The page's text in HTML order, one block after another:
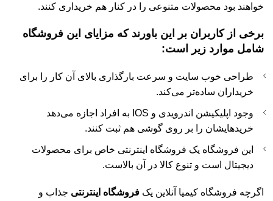
خواهند بود محصولات متنوعی را در کنار هم خریداری کنند.
برخی از کاربران بر این باورند که مزایای این فروشگاه
شامل موارد زیر است:
طراحی خوب سایت و سرعت بارگذاری بالای آن کار را برای
خریداران ساده‌تر می‌کند.
وجود اپلیکیشن اندرویدی و IOS به افراد اجازه می‌دهد
خریدهایشان را بر روی گوشی هم ثبت کنند.
این فروشگاه یک فروشگاه اینترنتی خاص برای محصولات
دیجیتال است و تنوع کالا در آن بالاست.
اگرچه فروشگاه کیمیا آنلاین یک فروشگاه اینترنتی جذاب و